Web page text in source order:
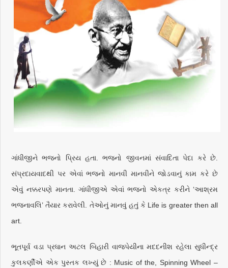
ગાંધીજીને ભજનો પ્રિય હતા. ભજનો જીવનમાં સંવાદિતા પેદા કરે છે.
સંપ્રદાયવાદથી પર એવાં ભજનો માનવી માનવીને જોડવાનું કામ કરે છે
એવું નક્કરપણે માનતા. ગાંધીજીએ એવાં ભજનો એકત્ર કરીને ‘આશ્રમ
ભજનાવલિ’ તૈયાર કરાવેલી. તેઓનું માનવું હતું કે Life is greater then all
art.
ભૂતપૂર્વ વડા પ્રધાન અટલ બિહારી વાજપેયીના મદદનીશ રહેલા સુધીન્દ્ર
કુલકર્ણીએ એક પુસ્તક લખ્યું છે : Music of the, Spinning Wheel –